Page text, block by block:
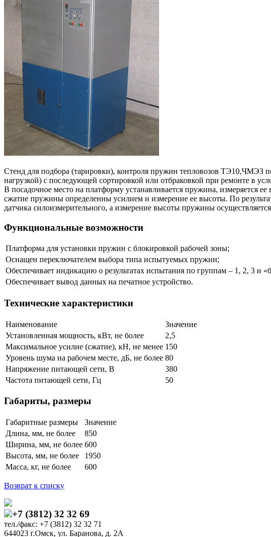
Стенд для подбора (тарировки), контроля пружин тепловозов ТЭ10,ЧМЭЗ
нагрузкой) с последующей сортировкой или отбраковкой при ремонте в
В посадочное место на платформу устанавливается пружина, измеряется
сжатие пружины определенны усилием и измерение ее высоты. По
датчика силоизмерительного, а измерение высоты пружины
Функциональные возможности
Платформа для установки пружин с блокировкой рабочей зоны;
Оснащен переключателем выбора типа испытуемых пружин;
Обеспечивает индикацию о результатах испытания по группам – 1, 2, 3 и
Обеспечивает вывод данных на печатное устройство.
Технические характеристики
Наименование
Значение
Установленная мощность, кВт, не более
2,5
Максимальное усилие (сжатие), кН, не менее 150
Уровень шума на рабочем месте, дБ, не более 80
Напряжение питающей сети, В
380
Частота питающей сети, Гц
50
Габариты, размеры
Габаритные размеры
Значение
Длина, мм, не более
850
Ширина, мм, не более 600
Высота, мм, не более
1950
Масса, кг, не более
600
Возврат к списку
+7 (3812) 32 32 69
тел./факс: +7 (3812) 32 32 71
644023 г.Омск, ул. Баранова, д. 2А